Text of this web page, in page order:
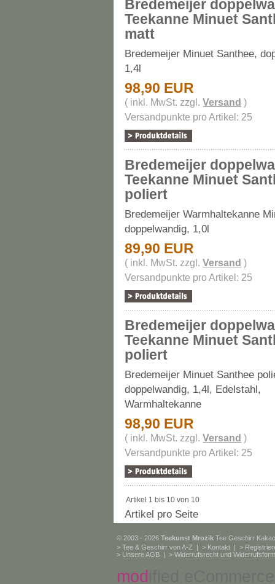
Bredemeijer
Teekanne Minuet
matt
Bredemeijer Minuet Santhee,
1,4l
98,90 EUR
( inkl. MwSt. zzgl.Versand )
Versandpunkte pro Artikel: 25
Bredemeijer
Teekanne Minuet
poliert
Bredemeijer Warmhaltekanne
doppelwandig, 1,0l
89,90 EUR
( inkl. MwSt. zzgl.Versand )
Versandpunkte pro Artikel: 25
Bredemeijer
Teekanne Minuet
poliert
Bredemeijer Minuet Santhee
doppelwandig, 1,4l, Edelstahl,
Warmhaltekanne
98,90 EUR
( inkl. MwSt. zzgl.Versand )
Versandpunkte pro Artikel: 25
Artikel 1 bis 10 von 10
Artikel pro Seite
© 2003 - 2026 Teekunst Mrozik Tee Geschirr
> Tee & Geschirr von A-Z | > Kontakt | >
> Unsere AGB | > Widerrufsrecht und
mod